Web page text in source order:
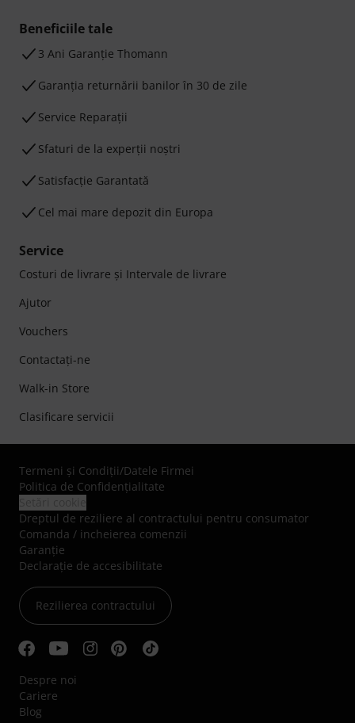
Beneficiile tale
3 Ani Garanție Thomann
Garanţia returnării banilor în 30 de zile
Service Reparații
Sfaturi de la experții noștri
Satisfacție Garantată
Cel mai mare depozit din Europa
Service
Costuri de livrare şi Intervale de livrare
Ajutor
Vouchers
Contactaţi-ne
Walk-in Store
Clasificare servicii
Termeni şi Condiţii/Datele Firmei
Politica de Confidenţialitate
Dreptul de reziliere al contractului pentru consumator
Comanda / incheierea comenzii
Garanție
Declarație de accesibilitate
Rezilierea contractului
Despre noi
Cariere
Blog